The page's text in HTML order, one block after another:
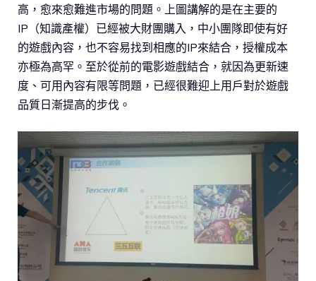
高，愈來愈難進市場的問題。上圖講解的是在主要的
IP（知識產權）已經被大財團購入，中小團隊即使有好
的遊戲內容，也不容易找到相應的IP來結合，授權成本
亦極為高罕。至於從前的電影遊戲結合，就因為更新速
度、可用內容有限等問題，已經很難迎上用戶對於遊戲
品質日漸提高的步伐。